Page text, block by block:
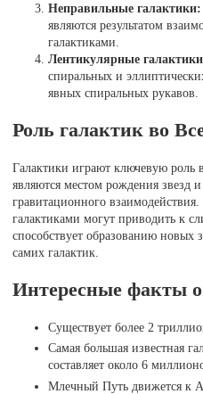
Неправильные галактики:
являются результатом
галактиками.
Лентикулярные
спиральных и
явных спиральных рукавов.
Роль галактик во
Галактики играют ключевую
являются местом рождения звезд
гравитационного
галактиками могут приводить к
способствует образованию новых
самих галактик.
Интересные факты
Существует более 2
Самая большая известная
составляет около 6
Млечный Путь движется к